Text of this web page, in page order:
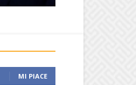
MI PIACE